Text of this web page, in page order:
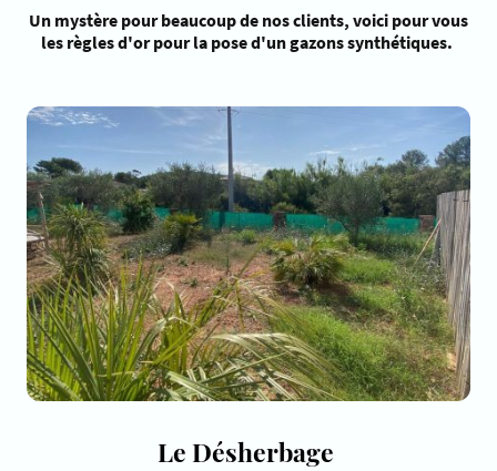
Un mystère pour beaucoup de nos clients, voici pour vous
les règles d'or pour la pose d'un gazons synthétiques.
Le Désherbage